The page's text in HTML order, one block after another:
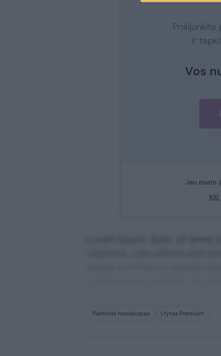
Prisijunkite
ir
Vos
Jau esate
Palmiros horoskopas Lrytas Premium